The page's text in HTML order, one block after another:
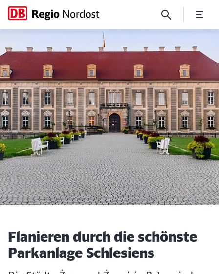
Flanieren durch die
Artikel:
Flanieren durch die schönste
Parkanlage Schlesiens